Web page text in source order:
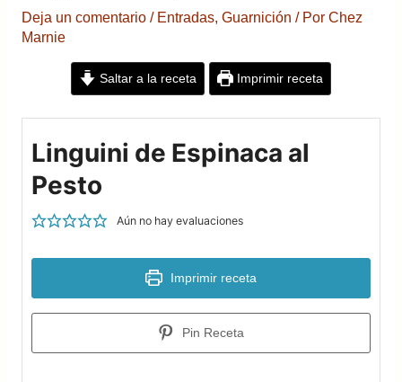
Deja un comentario / Entradas, Guarnición / Por Chez
Marnie
Saltar a la receta Imprimir receta
Linguini de Espinaca al
Pesto
Aún no hay evaluaciones
Imprimir receta
Pin Receta